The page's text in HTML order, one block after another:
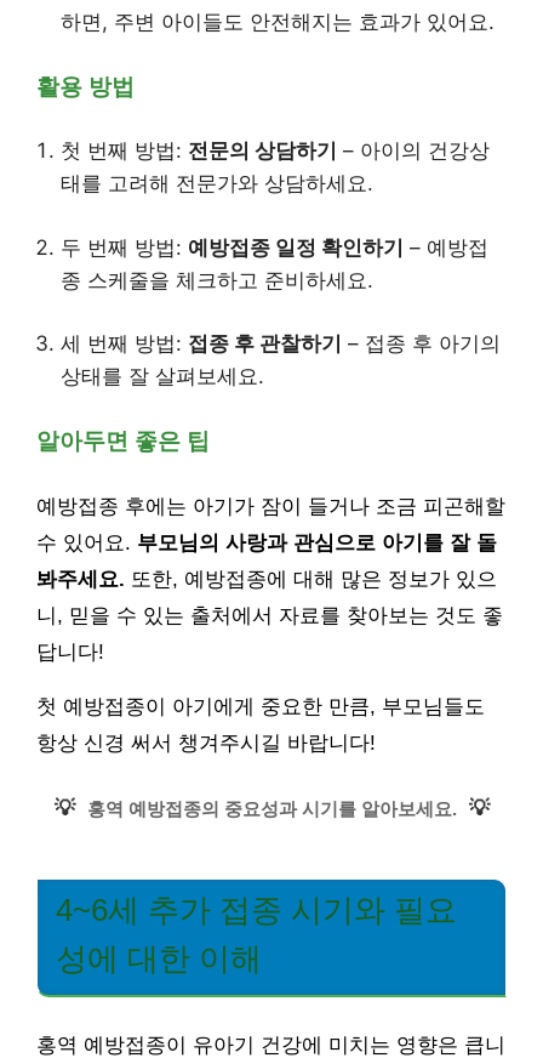
하면, 주변 아이들도 안전해지는 효과가 있어요.
활용 방법
첫 번째 방법: 전문의 상담하기 – 아이의 건강상
태를 고려해 전문가와 상담하세요.
두 번째 방법: 예방접종 일정 확인하기 – 예방접
종 스케줄을 체크하고 준비하세요.
세 번째 방법: 접종 후 관찰하기 – 접종 후 아기의
상태를 잘 살펴보세요.
알아두면 좋은 팁
예방접종 후에는 아기가 잠이 들거나 조금 피곤해할
수 있어요. 부모님의 사랑과 관심으로 아기를 잘 돌
봐주세요. 또한, 예방접종에 대해 많은 정보가 있으
니, 믿을 수 있는 출처에서 자료를 찾아보는 것도 좋
답니다!
첫 예방접종이 아기에게 중요한 만큼, 부모님들도
항상 신경 써서 챙겨주시길 바랍니다!
💡 홍역 예방접종의 중요성과 시기를 알아보세요. 💡
4~6세 추가 접종 시기와 필요
성에 대한 이해
홍역 예방접종이 유아기 건강에 미치는 영향은 큽니